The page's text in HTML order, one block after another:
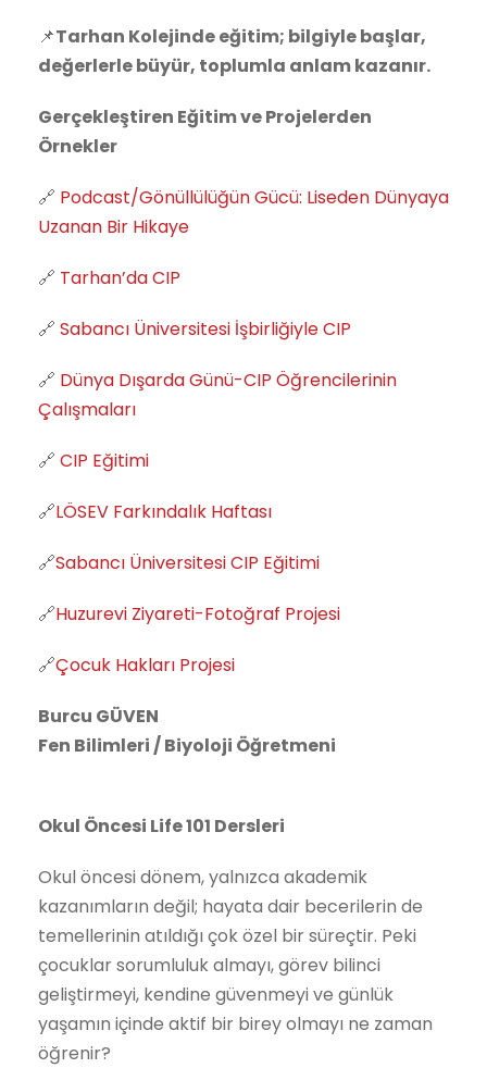
📌Tarhan Kolejinde eğitim; bilgiyle başlar,
değerlerle büyür, toplumla anlam kazanır.
Gerçekleştiren Eğitim ve Projelerden
Örnekler
🔗 Podcast/Gönüllülüğün Gücü: Liseden Dünyaya
Uzanan Bir Hikaye
🔗 Tarhan’da CIP
🔗 Sabancı Üniversitesi İşbirliğiyle CIP
🔗 Dünya Dışarda Günü-CIP Öğrencilerinin
Çalışmaları
🔗 CIP Eğitimi
🔗LÖSEV Farkındalık Haftası
🔗Sabancı Üniversitesi CIP Eğitimi
🔗Huzurevi Ziyareti-Fotoğraf Projesi
🔗Çocuk Hakları Projesi
Burcu GÜVEN
Fen Bilimleri / Biyoloji Öğretmeni
Okul Öncesi Life 101 Dersleri
Okul öncesi dönem, yalnızca akademik
kazanımların değil; hayata dair becerilerin de
temellerinin atıldığı çok özel bir süreçtir. Peki
çocuklar sorumluluk almayı, görev bilinci
geliştirmeyi, kendine güvenmeyi ve günlük
yaşamın içinde aktif bir birey olmayı ne zaman
öğrenir?